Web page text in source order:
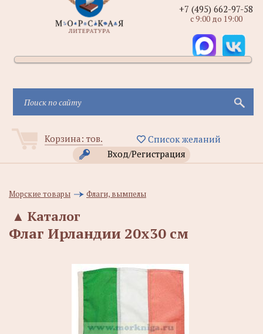
Корзина: тов.
Список желаний
Вход/Регистрация
+7 (495) 662-97-58
с 9:00 до 19:00
Морские товары Флаги, вымпелы
Каталог
▲
Флаг Ирландии 20х30 см